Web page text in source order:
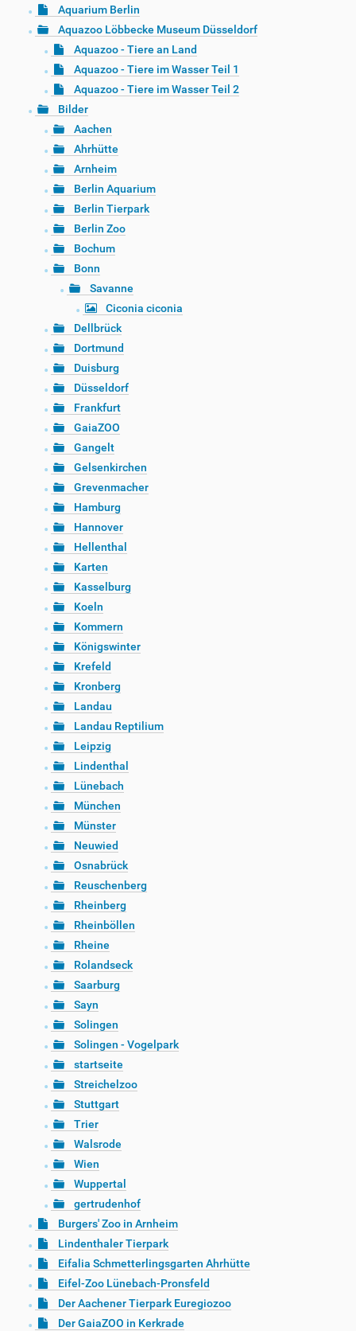
Aquarium Berlin
Aquazoo Löbbecke Museum Düsseldorf
Aquazoo - Tiere an Land
Aquazoo - Tiere im Wasser Teil 1
Aquazoo - Tiere im Wasser Teil 2
Bilder
Aachen
Ahrhütte
Arnheim
Berlin Aquarium
Berlin Tierpark
Berlin Zoo
Bochum
Bonn
Savanne
Ciconia ciconia
Dellbrück
Dortmund
Duisburg
Düsseldorf
Frankfurt
GaiaZOO
Gangelt
Gelsenkirchen
Grevenmacher
Hamburg
Hannover
Hellenthal
Karten
Kasselburg
Koeln
Kommern
Königswinter
Krefeld
Kronberg
Landau
Landau Reptilium
Leipzig
Lindenthal
Lünebach
München
Münster
Neuwied
Osnabrück
Reuschenberg
Rheinberg
Rheinböllen
Rheine
Rolandseck
Saarburg
Sayn
Solingen
Solingen - Vogelpark
startseite
Streichelzoo
Stuttgart
Trier
Walsrode
Wien
Wuppertal
gertrudenhof
Burgers' Zoo in Arnheim
Lindenthaler Tierpark
Eifalia Schmetterlingsgarten Ahrhütte
Eifel-Zoo Lünebach-Pronsfeld
Der Aachener Tierpark Euregiozoo
Der GaiaZOO in Kerkrade